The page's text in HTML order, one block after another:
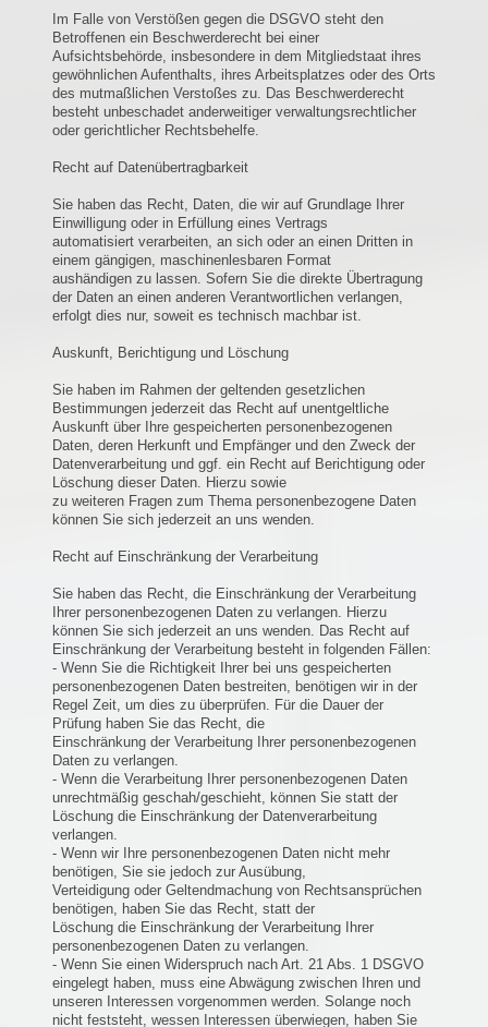
Im Falle von Verstößen gegen die DSGVO steht den
Betroffenen ein Beschwerderecht bei einer
Aufsichtsbehörde, insbesondere in dem Mitgliedstaat ihres
gewöhnlichen Aufenthalts, ihres Arbeitsplatzes oder des Orts
des mutmaßlichen Verstoßes zu. Das Beschwerderecht
besteht unbeschadet anderweitiger verwaltungsrechtlicher
oder gerichtlicher Rechtsbehelfe.
Recht auf Datenübertragbarkeit
Sie haben das Recht, Daten, die wir auf Grundlage Ihrer
Einwilligung oder in Erfüllung eines Vertrags
automatisiert verarbeiten, an sich oder an einen Dritten in
einem gängigen, maschinenlesbaren Format
aushändigen zu lassen. Sofern Sie die direkte Übertragung
der Daten an einen anderen Verantwortlichen verlangen,
erfolgt dies nur, soweit es technisch machbar ist.
Auskunft, Berichtigung und Löschung
Sie haben im Rahmen der geltenden gesetzlichen
Bestimmungen jederzeit das Recht auf unentgeltliche
Auskunft über Ihre gespeicherten personenbezogenen
Daten, deren Herkunft und Empfänger und den Zweck der
Datenverarbeitung und ggf. ein Recht auf Berichtigung oder
Löschung dieser Daten. Hierzu sowie
zu weiteren Fragen zum Thema personenbezogene Daten
können Sie sich jederzeit an uns wenden.
Recht auf Einschränkung der Verarbeitung
Sie haben das Recht, die Einschränkung der Verarbeitung
Ihrer personenbezogenen Daten zu verlangen. Hierzu
können Sie sich jederzeit an uns wenden. Das Recht auf
Einschränkung der Verarbeitung besteht in folgenden Fällen:
- Wenn Sie die Richtigkeit Ihrer bei uns gespeicherten
personenbezogenen Daten bestreiten, benötigen wir in der
Regel Zeit, um dies zu überprüfen. Für die Dauer der
Prüfung haben Sie das Recht, die
Einschränkung der Verarbeitung Ihrer personenbezogenen
Daten zu verlangen.
- Wenn die Verarbeitung Ihrer personenbezogenen Daten
unrechtmäßig geschah/geschieht, können Sie statt der
Löschung die Einschränkung der Datenverarbeitung
verlangen.
- Wenn wir Ihre personenbezogenen Daten nicht mehr
benötigen, Sie sie jedoch zur Ausübung,
Verteidigung oder Geltendmachung von Rechtsansprüchen
benötigen, haben Sie das Recht, statt der
Löschung die Einschränkung der Verarbeitung Ihrer
personenbezogenen Daten zu verlangen.
- Wenn Sie einen Widerspruch nach Art. 21 Abs. 1 DSGVO
eingelegt haben, muss eine Abwägung zwischen Ihren und
unseren Interessen vorgenommen werden. Solange noch
nicht feststeht, wessen Interessen überwiegen, haben Sie